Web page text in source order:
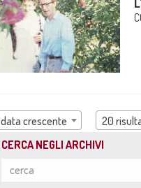
data crescente
20
CERCA NEGLI ARCHIVI